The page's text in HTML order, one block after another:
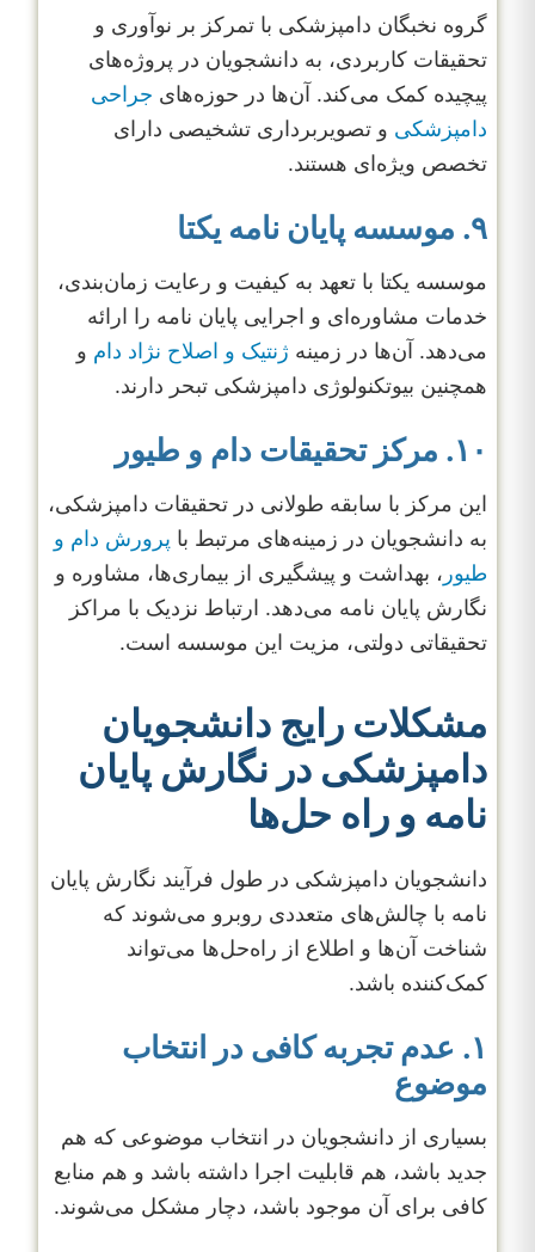
گروه نخبگان دامپزشکی با تمرکز بر نوآوری و
تحقیقات کاربردی، به دانشجویان در پروژه‌های
پیچیده کمک می‌کند. آن‌ها در حوزه‌های جراحی
دامپزشکی و تصویربرداری تشخیصی دارای
تخصص ویژه‌ای هستند.
۹. موسسه پایان نامه یکتا
موسسه یکتا با تعهد به کیفیت و رعایت زمان‌بندی،
خدمات مشاوره‌ای و اجرایی پایان نامه را ارائه
می‌دهد. آن‌ها در زمینه ژنتیک و اصلاح نژاد دام و
همچنین بیوتکنولوژی دامپزشکی تبحر دارند.
۱۰. مرکز تحقیقات دام و طیور
این مرکز با سابقه طولانی در تحقیقات دامپزشکی،
به دانشجویان در زمینه‌های مرتبط با پرورش دام و
طیور ، بهداشت و پیشگیری از بیماری‌ها، مشاوره و
نگارش پایان نامه می‌دهد. ارتباط نزدیک با مراکز
تحقیقاتی دولتی، مزیت این موسسه است.
مشکلات رایج دانشجویان
دامپزشکی در نگارش پایان
نامه و راه حل‌ها
دانشجویان دامپزشکی در طول فرآیند نگارش پایان
نامه با چالش‌های متعددی روبرو می‌شوند که
شناخت آن‌ها و اطلاع از راه‌حل‌ها می‌تواند
کمک‌کننده باشد.
۱. عدم تجربه کافی در انتخاب
موضوع
بسیاری از دانشجویان در انتخاب موضوعی که هم
جدید باشد، هم قابلیت اجرا داشته باشد و هم منابع
کافی برای آن موجود باشد، دچار مشکل می‌شوند.